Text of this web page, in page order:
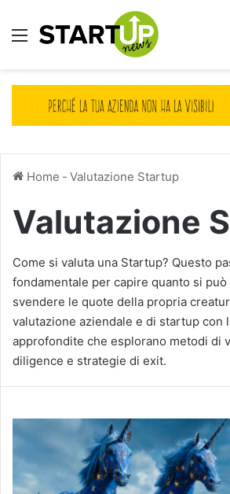
Menu
Home - Valutazione Startup
Valutazione
Come si valuta una Startup? Questo
fondamentale per capire quanto si
svendere le quote della propria
valutazione aziendale e di startup con
approfondite che esplorano metodi di
diligence e strategie di exit.